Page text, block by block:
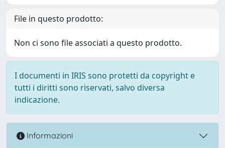
File in questo prodotto:
Non ci sono file associati a questo prodotto.
I documenti in IRIS sono protetti da copyright e
tutti i diritti sono riservati, salvo diversa
indicazione.
Informazioni